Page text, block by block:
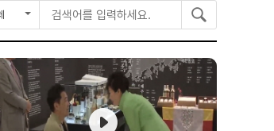
색
어
를
입
력
하
검
색